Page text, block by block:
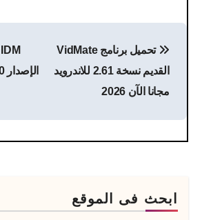
المقالات
تحميل برنامج VidMate
القديم نسخة 2.61 للاندرويد
مجانا الآن 2026
الإصدار 10 [الأحدث] 2026
ابحث فى الموقع